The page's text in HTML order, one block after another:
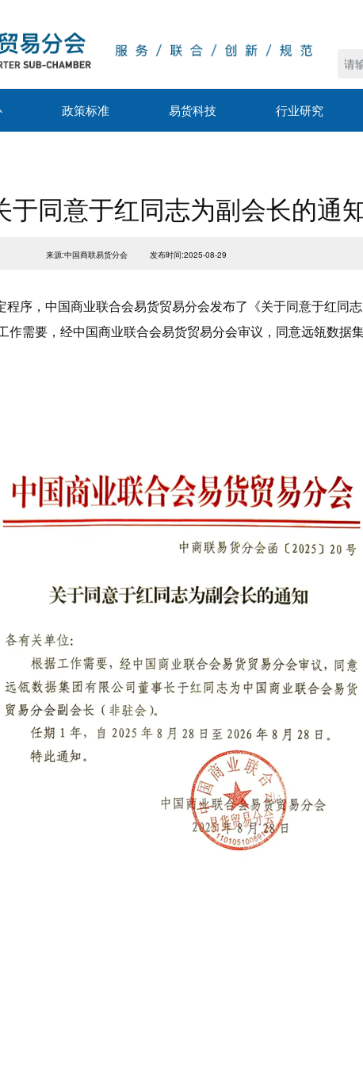
政策标准 易货科技 行业研究
于同意于红同志为副会长的通
来源:中国商联易货分会 发布时间:2025-08-29
序，中国商业联合会易货贸易分会发布了《关于同意于红同
作需要，经中国商业联合会易货贸易分会审议，同意远瓴数据